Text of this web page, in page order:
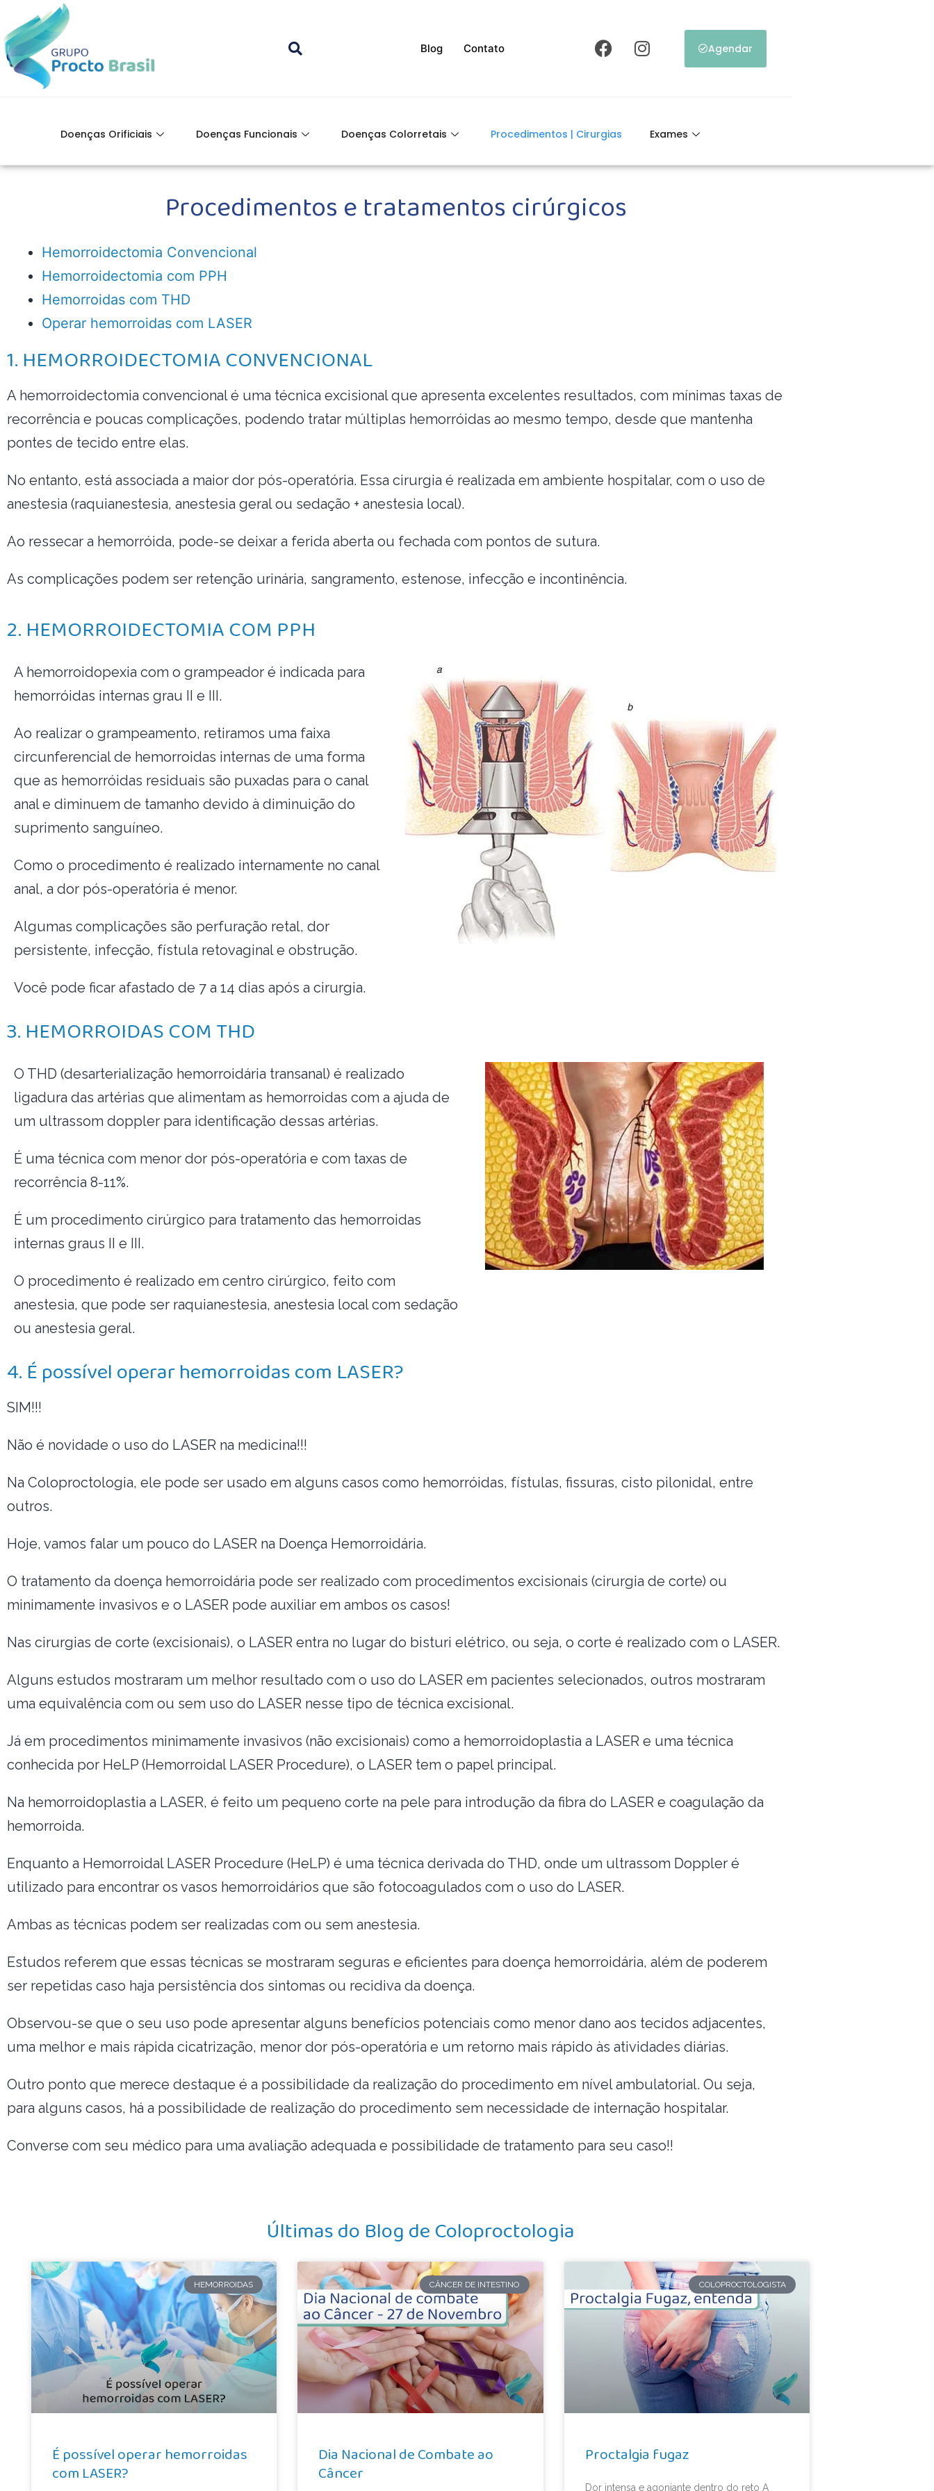
Blog Contato Agendar
Doenças Orificiais Doenças Funcionais Doenças Colorretais Procedimentos | Cirurgias Exames
Procedimentos e tratamentos cirúrgicos
Hemorroidectomia Convencional
Hemorroidectomia com PPH
Hemorroidas com THD
Operar hemorroidas com LASER
1. HEMORROIDECTOMIA CONVENCIONAL
A hemorroidectomia convencional é uma técnica excisional que apresenta excelentes resultados, com mínimas taxas de
recorrência e poucas complicações, podendo tratar múltiplas hemorróidas ao mesmo tempo, desde que mantenha
pontes de tecido entre elas.
No entanto, está associada a maior dor pós-operatória. Essa cirurgia é realizada em ambiente hospitalar, com o uso de
anestesia (raquianestesia, anestesia geral ou sedação + anestesia local).
Ao ressecar a hemorróida, pode-se deixar a ferida aberta ou fechada com pontos de sutura.
As complicações podem ser retenção urinária, sangramento, estenose, infecção e incontinência.
2. HEMORROIDECTOMIA COM PPH
A hemorroidopexia com o grampeador é indicada para
hemorróidas internas grau II e III.
Ao realizar o grampeamento, retiramos uma faixa
circunferencial de hemorroidas internas de uma forma
que as hemorróidas residuais são puxadas para o canal
anal e diminuem de tamanho devido à diminuição do
suprimento sanguíneo.
Como o procedimento é realizado internamente no canal
anal, a dor pós-operatória é menor.
Algumas complicações são perfuração retal, dor
persistente, infecção, fístula retovaginal e obstrução.
Você pode ficar afastado de 7 a 14 dias após a cirurgia.
3. HEMORROIDAS COM THD
O THD (desarterialização hemorroidária transanal) é realizado
ligadura das artérias que alimentam as hemorroidas com a ajuda de
um ultrassom doppler para identificação dessas artérias.
É uma técnica com menor dor pós-operatória e com taxas de
recorrência 8-11%.
É um procedimento cirúrgico para tratamento das hemorroidas
internas graus II e III.
O procedimento é realizado em centro cirúrgico, feito com
anestesia, que pode ser raquianestesia, anestesia local com sedação
ou anestesia geral.
4. É possível operar hemorroidas com LASER?
SIM!!!
Não é novidade o uso do LASER na medicina!!!
Na Coloproctologia, ele pode ser usado em alguns casos como hemorróidas, fístulas, fissuras, cisto pilonidal, entre
outros.
Hoje, vamos falar um pouco do LASER na Doença Hemorroidária.
O tratamento da doença hemorroidária pode ser realizado com procedimentos excisionais (cirurgia de corte) ou
minimamente invasivos e o LASER pode auxiliar em ambos os casos!
Nas cirurgias de corte (excisionais), o LASER entra no lugar do bisturi elétrico, ou seja, o corte é realizado com o LASER.
Alguns estudos mostraram um melhor resultado com o uso do LASER em pacientes selecionados, outros mostraram
uma equivalência com ou sem uso do LASER nesse tipo de técnica excisional.
Já em procedimentos minimamente invasivos (não excisionais) como a hemorroidoplastia a LASER e uma técnica
conhecida por HeLP (Hemorroidal LASER Procedure), o LASER tem o papel principal.
Na hemorroidoplastia a LASER, é feito um pequeno corte na pele para introdução da fibra do LASER e coagulação da
hemorroida.
Enquanto a Hemorroidal LASER Procedure (HeLP) é uma técnica derivada do THD, onde um ultrassom Doppler é
utilizado para encontrar os vasos hemorroidários que são fotocoagulados com o uso do LASER.
Ambas as técnicas podem ser realizadas com ou sem anestesia.
Estudos referem que essas técnicas se mostraram seguras e eficientes para doença hemorroidária, além de poderem
ser repetidas caso haja persistência dos sintomas ou recidiva da doença.
Observou-se que o seu uso pode apresentar alguns benefícios potenciais como menor dano aos tecidos adjacentes,
uma melhor e mais rápida cicatrização, menor dor pós-operatória e um retorno mais rápido às atividades diárias.
Outro ponto que merece destaque é a possibilidade da realização do procedimento em nível ambulatorial. Ou seja,
para alguns casos, há a possibilidade de realização do procedimento sem necessidade de internação hospitalar.
Converse com seu médico para uma avaliação adequada e possibilidade de tratamento para seu caso!!
Últimas do Blog de Coloproctologia
HEMORROIDAS
É possível operar hemorroidas
com LASER?
CÂNCER DE INTESTINO
Dia Nacional de Combate ao
Câncer
COLOPROCTOLOGISTA
Proctalgia fugaz
Dor intensa e agoniante dentro do reto A